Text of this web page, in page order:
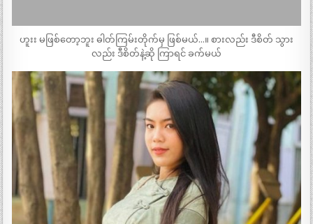
ဟူးး မဖြစ်တော့ဘူး ဓါတ်ကြမ်းတိုက်မှ ဖြစ်မယ်…။ စားလည်း ဒီစိတ် သွား
လည်း ဒီစိတ်နဲ့ဆို ကြာရင် ခက်မယ်